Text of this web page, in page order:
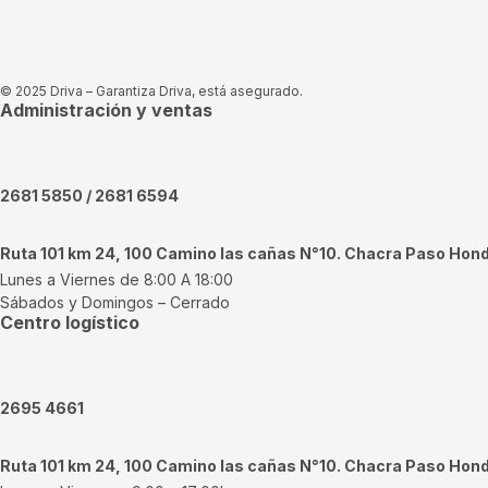
© 2025 Driva – Garantiza Driva, está asegurado.
Administración y ventas
2681 5850 / 2681 6594
Ruta 101 km 24, 100 Camino las cañas N°10. Chacra Paso
Lunes a Viernes de 8:00 A 18:00
Sábados y Domingos – Cerrado
Centro logístico
2695 4661
Ruta 101 km 24, 100 Camino las cañas N°10. Chacra Paso